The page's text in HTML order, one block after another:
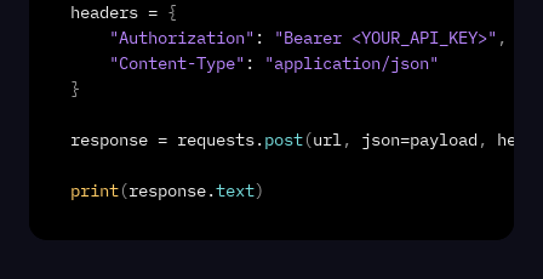
headers = {
"Authorization" : "Bearer <YOUR_API_KEY>" ,
"Content-Type" :
"application/json"
}
response = requests.post(url, json=payload ,
print(response.text)